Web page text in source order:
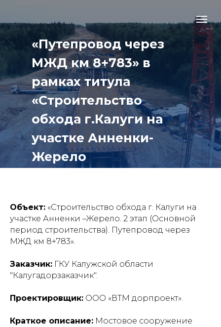
«Путепровод через
МЖД км 8+783» в
рамках титула
«Строительство
обхода г.Калуги на
участке Анненки-
Жерело
Объект: «Строительство обхода г. Калуги на
участке Анненки –Жерело. 2 этап (Основной
период строительства). Путепровод через
МЖД км 8+783».
Заказчик: ГКУ Калужской области
"Калугадорзаказчик".
Проектировщик: ООО «ВТМ дорпроект».
Краткое описание: Мостовое сооружение